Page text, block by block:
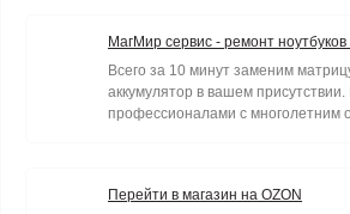
МагМир сервис - ремонт
Всего за 10 минут заменим
аккумулятор в вашем
профессионалами с многолетним
Перейти в магазин на OZON